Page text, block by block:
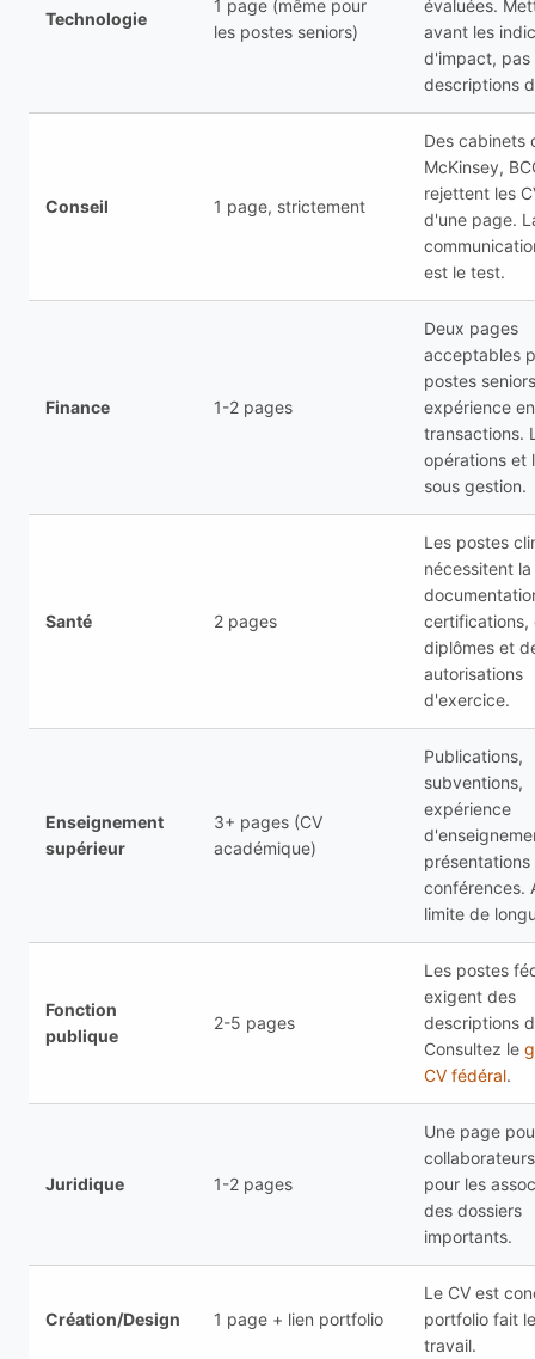
Technologie
1 page (même pour
les postes seniors)
évaluées.
avant les
d'impact, pas
descriptions
Conseil 1 page, strictement
Des cabinets
McKinsey,
rejettent les
d'une page.
est le test.
Finance 1-2 pages
Deux pages
acceptables
postes
expérience en
transactions.
opérations et
sous gestion.
Santé 2 pages
Les postes
nécessitent la
certifications,
diplômes et
autorisations
d'exercice.
Enseignement
supérieur
3+ pages (CV
académique)
Publications,
subventions,
expérience
présentations
conférences.
limite de
Fonction
publique
2-5 pages
Les postes
exigent des
descriptions
Consultez le
CV fédéral.
Juridique 1-2 pages
Une page
pour les
des dossiers
importants.
Création/Design 1 page + lien portfolio
Le CV est
portfolio fait
travail.